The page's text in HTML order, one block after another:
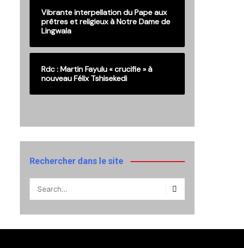
Vibrante interpellation du Pape aux
prêtres et religieux à Notre Dame de
Lingwala
Rdc : Martin Fayulu « crucifie » à
nouveau Félix Tshisekedi
Rechercher dans le site